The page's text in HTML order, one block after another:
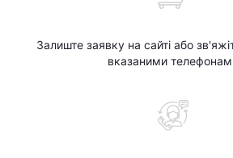
Залиште заявку на сайті або
вказаними